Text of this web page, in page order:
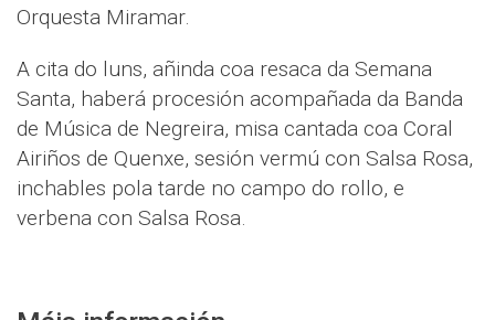
Orquesta Miramar.
A cita do luns, añinda coa resaca da Semana
Santa, haberá procesión acompañada da Banda
de Música de Negreira, misa cantada coa Coral
Airiños de Quenxe, sesión vermú con Salsa Rosa,
inchables pola tarde no campo do rollo, e
verbena con Salsa Rosa.